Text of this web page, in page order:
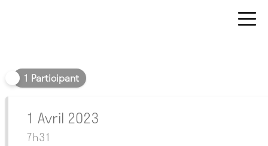
1 Participant
1 Avril 2023
7h31